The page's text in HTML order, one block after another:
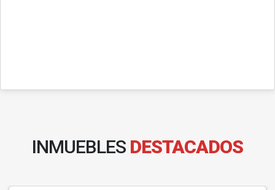
INMUEBLES DESTACADOS